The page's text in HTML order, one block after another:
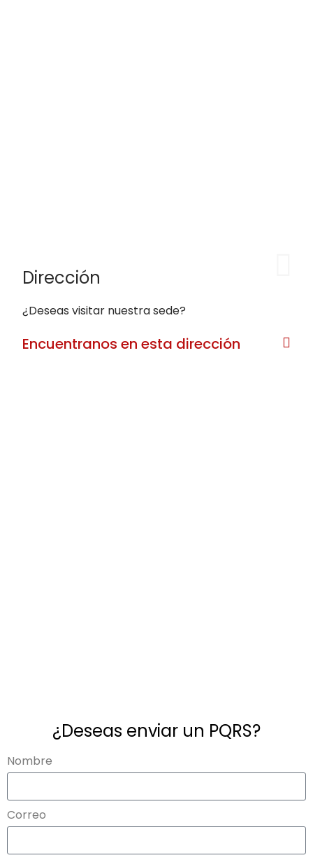
Dirección
¿Deseas visitar nuestra sede?
Encuentranos en esta dirección
¿Deseas enviar un PQRS?
Nombre
Correo